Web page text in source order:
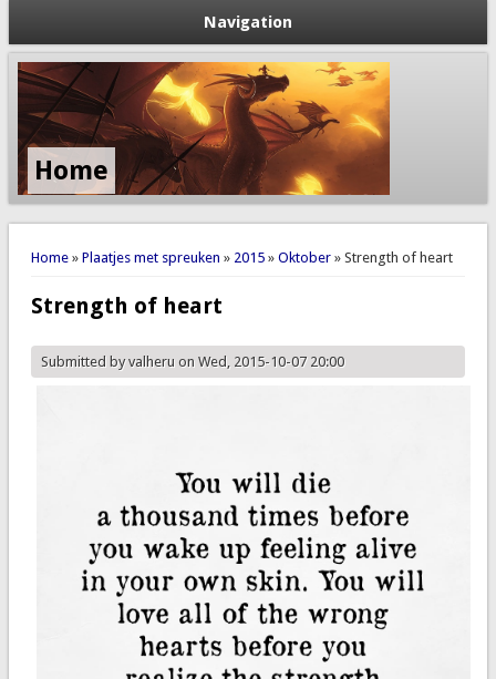
Navigation
Home
You are here
Home» Plaatjes met spreuken » 2015» Oktober» Strength of heart
Strength of heart
Submitted byvalheruon Wed, 2015-10-07 20:00